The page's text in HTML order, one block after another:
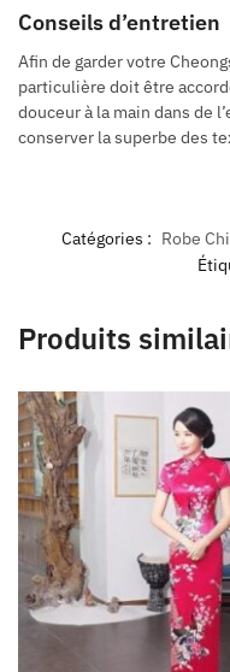
Conseils d’entretien
Afin de garder votre
particulière doit être
douceur à la main dans de
conserver la superbe des
Catégories : Robe
Produits